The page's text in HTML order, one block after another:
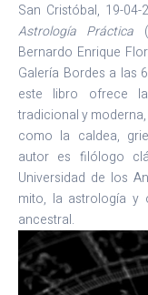
San Cristóbal, 19-04-
Astrología Práctica
Bernardo Enrique
Galería Bordes a las
este libro ofrece
tradicional y
como la caldea,
autor es filólogo
Universidad de los
mito, la astrología y
ancestral.